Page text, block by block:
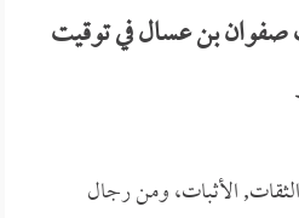
بن عسال في توقيت
الأثبات، ومن رجال